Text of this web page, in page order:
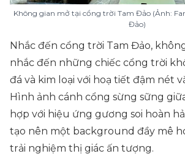
Không gian mở tại cổng trời Tam Đảo (Ảnh:
Đảo)
Nhắc đến cổng trời Tam Đảo,
nhắc đến những chiếc cổng trời
đá và kim loại với hoạ tiết đậm nét
Hình ảnh cánh cổng sừng sững
hợp với hiệu ứng gương soi hoàn
tạo nên một background đầy mê
trải nghiệm thị giác ấn tượng.